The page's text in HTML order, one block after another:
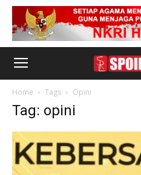
Home Tags Opini
Tag: opini